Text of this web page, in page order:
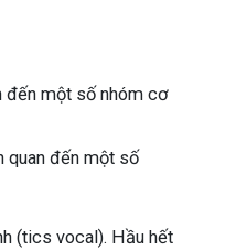
đến một số nhóm cơ
quan đến một số
(tics vocal). Hầu hết